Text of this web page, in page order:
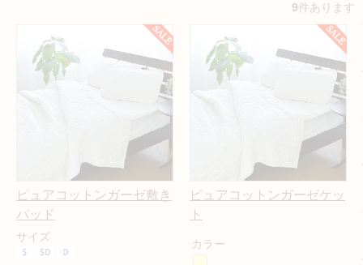
9件あります
ピュアコットンガーゼ敷き
パッド
サイズ
ピュアコットンガーゼケッ
ト
カラー